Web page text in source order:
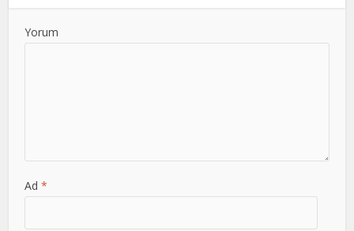
Yorum
Ad*